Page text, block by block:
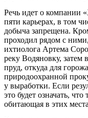
Речь идет о компании
пяти карьерах, в том
добыча запрещена.
проходил рядом с
ихтиолога Артема
реку Водяновку,
пруд, откуда для
природоохранной
у выработки. Если
это будет означать,
обитающая в этих